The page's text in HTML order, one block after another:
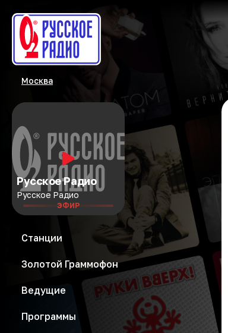
Москва
Русское Радио
Русское Радио
ЭФИР
Станции
Золотой Граммофон
Ведущие
Программы